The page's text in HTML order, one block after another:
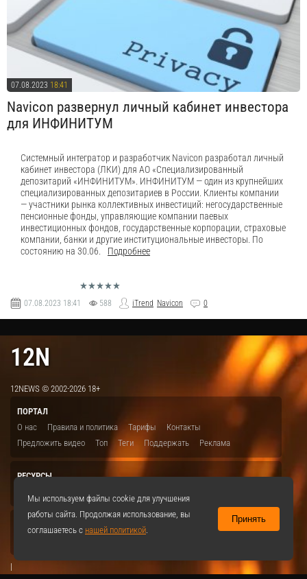
07.08.2023 18:41
Navicon развернул личный кабинет инвестора
для ИНФИНИТУМ
Системный интегратор и разработчик Navicon разработал личный
кабинет инвестора (ЛКИ) для АО «Специализированный
депозитарий «ИНФИНИТУМ». ИНФИНИТУМ — один из крупнейших
специализированных депозитариев в России. Клиенты компании
— участники рынка коллективных инвестиций: негосударственные
пенсионные фонды, управляющие компании паевых
инвестиционных фондов, государственные корпорации, страховые
компании, банки и другие институциональные инвесторы. По
состоянию на 30.06.
Подробнее
07.08.2023 18:41 588 iTrend Navicon 0
12N
12NEWS © 2002-2026 18+
ПОРТАЛ
О нас
Правила и политика Тарифы
Контакты
Предложить видео
Топ Теги Поддержать Реклама
РЕСУРСЫ
|
Мы используем файлы cookie для улучшения
работы сайта. Продолжая использование, вы
соглашаетесь с нашей политикой.
Принять